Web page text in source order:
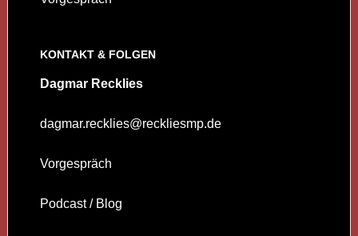
KONTAKT & FOLGEN
Dagmar Recklies
dagmar.recklies@reckliesmp.de
Vorgespräch
Podcast / Blog